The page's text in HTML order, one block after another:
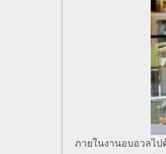
ภายในงานอบอวลไ